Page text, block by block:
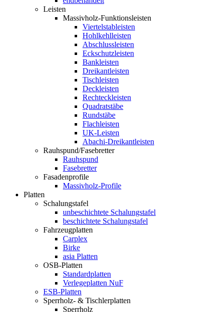
Leisten
Massivholz-Funktionsleisten
Viertelstableisten
Hohlkehlleisten
Abschlussleisten
Eckschutzleisten
Bankleisten
Dreikantleisten
Tischleisten
Deckleisten
Rechteckleisten
Quadratstäbe
Rundstäbe
Flachleisten
UK-Leisten
Abachi-Dreikantleisten
Rauhspund/Fasebretter
Rauhspund
Fasebretter
Fasadenprofile
Massivholz-Profile
Platten
Schalungstafel
unbeschichtete Schalungstafel
beschichtete Schalungstafel
Fahrzeugplatten
Carplex
Birke
asia Platten
OSB-Platten
Standardplatten
Verlegeplatten NuF
ESB-Platten
Sperrholz- & Tischlerplatten
Sperrholz